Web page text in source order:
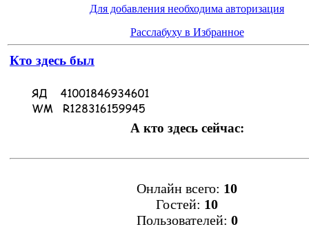
Для добавления необходима авторизация
Расслабуху в Избранное
Кто здесь был
А кто здесь сейчас:
Онлайн всего: 10
Гостей: 10
Пользователей: 0